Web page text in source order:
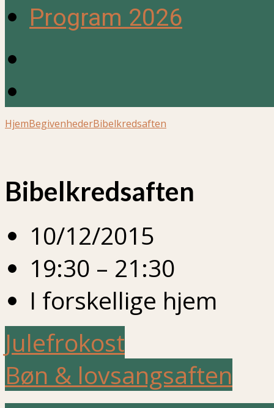
Program 2026
HjemBegivenhederBibelkredsaften
Bibelkredsaften
10/12/2015
19:30 – 21:30
I forskellige hjem
Julefrokost
Bøn & lovsangsaften